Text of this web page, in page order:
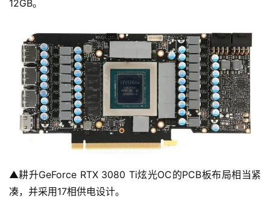
12GB。
▲耕升GeForce RTX 3080 Ti炫光OC的PCB板布局相当紧
凑，并采用17相供电设计。